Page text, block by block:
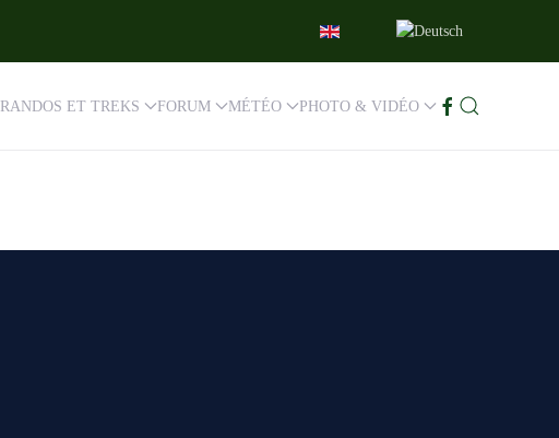
RANDOS ET TREKS FORUM MÉTÉO PHOTO & VIDÉO